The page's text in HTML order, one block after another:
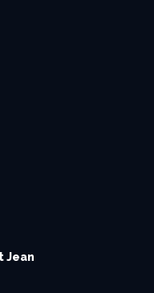
Jean